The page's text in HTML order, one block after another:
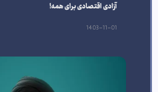
آزادی اقتصادی برای همه!
1403-11-01